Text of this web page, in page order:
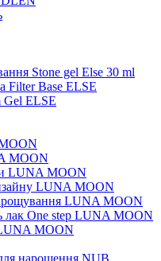
Stone gel Else 30 ml
Filter Base ELSE
Gel ELSE
MOON
LUNA MOON
LUNA MOON
LUNA MOON
лак One step LUNA MOON
MOON
нарощення NUB